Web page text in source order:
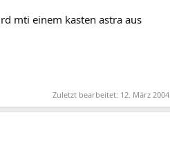
mti einem kasten astra aus
Zuletzt bearbeitet: 12. März 2004